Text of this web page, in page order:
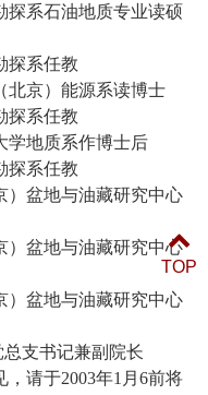
探系石油地质专业读硕
探系任教
北京）能源系读博士
探系任教
学地质系作博士后
探系任教
）盆地与油藏研究中心
）盆地与油藏研究中心
）盆地与油藏研究中心
支书记兼副院长
，请于2003年1 月 6前将
TOP